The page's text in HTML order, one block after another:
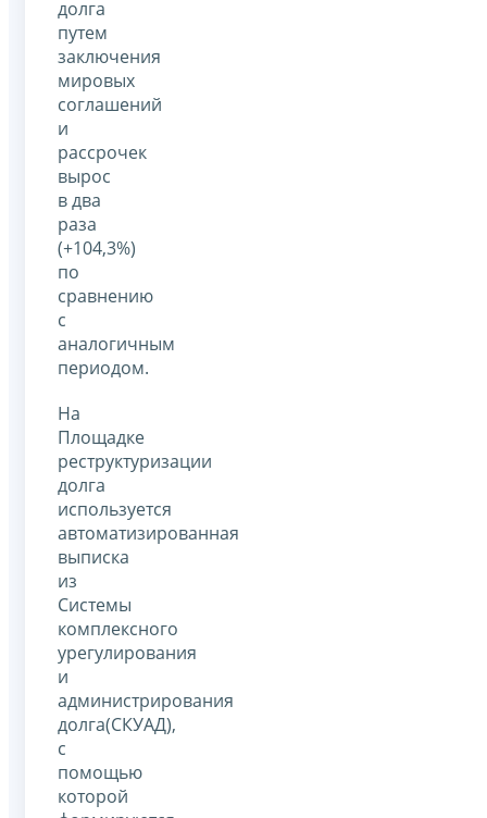
долга
путем
заключения
мировых
соглашений
и
рассрочек
вырос
в два
раза
(+104,3%)
по
сравнению
с
аналогичным
периодом.
На
Площадке
реструктуризации
долга
используется
автоматизированная
выписка
из
Системы
комплексного
урегулирования
и
администрирования
долга(СКУАД),
с
помощью
которой